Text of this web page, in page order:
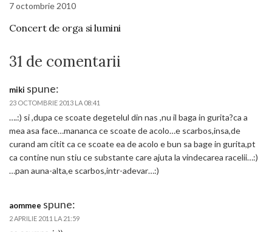
7 octombrie 2010
Concert de orga si lumini
31 de comentarii
miki spune:
23 OCTOMBRIE 2013 LA 08:41
….:) si ,dupa ce scoate degetelul din nas ,nu il baga in gurita?ca a
mea asa face…mananca ce scoate de acolo…e scarbos,insa,de
curand am citit ca ce scoate ea de acolo e bun sa bage in gurita,pt
ca contine nun stiu ce substante care ajuta la vindecarea racelii…:)
…pan auna-alta,e scarbos,intr-adevar…:)
aommee spune:
2 APRILIE 2011 LA 21:59